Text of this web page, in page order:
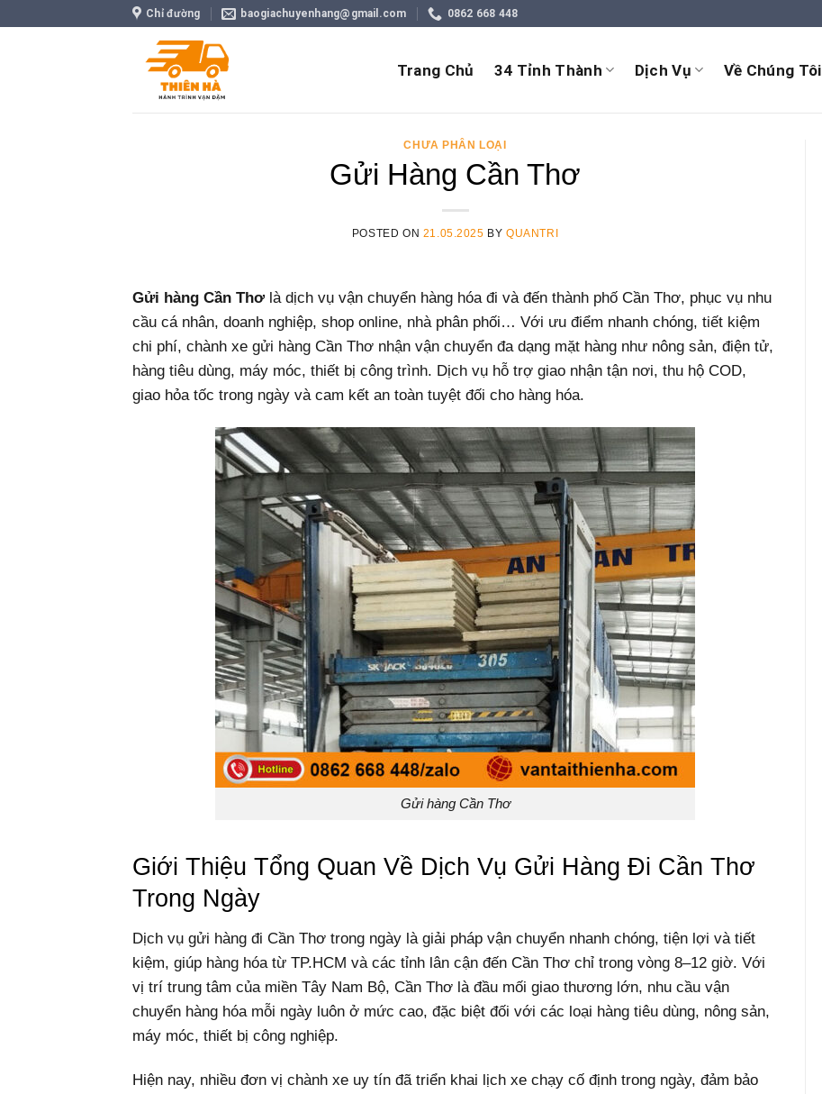
Chỉ đường baogiachuyenhang@gmail.com 0862 668 448
Trang Chủ 34 Tỉnh Thành Dịch Vụ Về Chúng Tôi
CHƯA PHÂN LOẠI
Gửi Hàng Cần Thơ
POSTED ON 21.05.2025 BYQUANTRI
Gửi hàng Cần Thơ là dịch vụ vận chuyển hàng hóa đi và đến thành phố Cần Thơ, phục vụ nhu
cầu cá nhân, doanh nghiệp, shop online, nhà phân phối… Với ưu điểm nhanh chóng, tiết kiệm
chi phí, chành xe gửi hàng Cần Thơ nhận vận chuyển đa dạng mặt hàng như nông sản, điện tử,
hàng tiêu dùng, máy móc, thiết bị công trình. Dịch vụ hỗ trợ giao nhận tận nơi, thu hộ COD,
giao hỏa tốc trong ngày và cam kết an toàn tuyệt đối cho hàng hóa.
Gửi hàng Cần Thơ
Giới Thiệu Tổng Quan Về Dịch Vụ Gửi Hàng Đi Cần Thơ
Trong Ngày
Dịch vụ gửi hàng đi Cần Thơ trong ngày là giải pháp vận chuyển nhanh chóng, tiện lợi và tiết
kiệm, giúp hàng hóa từ TP.HCM và các tỉnh lân cận đến Cần Thơ chỉ trong vòng 8–12 giờ. Với
vị trí trung tâm của miền Tây Nam Bộ, Cần Thơ là đầu mối giao thương lớn, nhu cầu vận
chuyển hàng hóa mỗi ngày luôn ở mức cao, đặc biệt đối với các loại hàng tiêu dùng, nông sản,
máy móc, thiết bị công nghiệp.
Hiện nay, nhiều đơn vị chành xe uy tín đã triển khai lịch xe chạy cố định trong ngày, đảm bảo